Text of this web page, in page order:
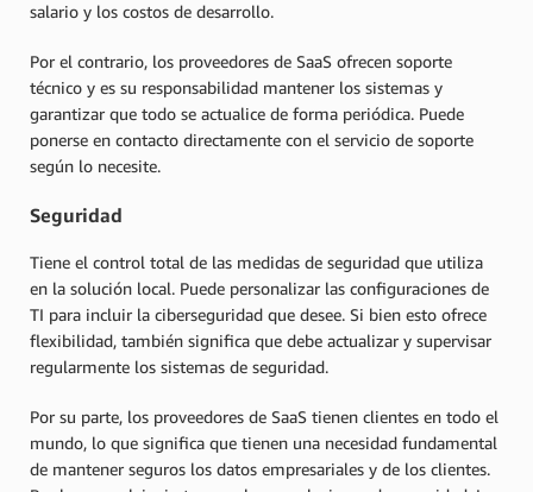
salario y los costos de desarrollo.
Por el contrario, los proveedores de SaaS ofrecen soporte
técnico y es su responsabilidad mantener los sistemas y
garantizar que todo se actualice de forma periódica. Puede
ponerse en contacto directamente con el servicio de soporte
según lo necesite.
Seguridad
Tiene el control total de las medidas de seguridad que utiliza
en la solución local. Puede personalizar las configuraciones de
TI para incluir la ciberseguridad que desee. Si bien esto ofrece
flexibilidad, también significa que debe actualizar y supervisar
regularmente los sistemas de seguridad.
Por su parte, los proveedores de SaaS tienen clientes en todo el
mundo, lo que significa que tienen una necesidad fundamental
de mantener seguros los datos empresariales y de los clientes.